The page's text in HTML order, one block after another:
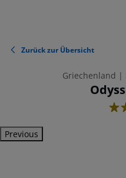
Zurück zur Übersicht
Griechenland |
4
Previous